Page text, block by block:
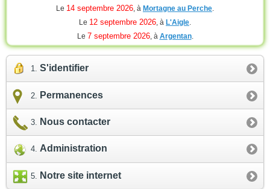
Le 14 septembre 2026, à Mortagne au Perche.
Le 12 septembre 2026, à L'Aigle.
Le 7 septembre 2026, à Argentan.
S'identifier
Permanences
Nous contacter
Administration
Notre site internet